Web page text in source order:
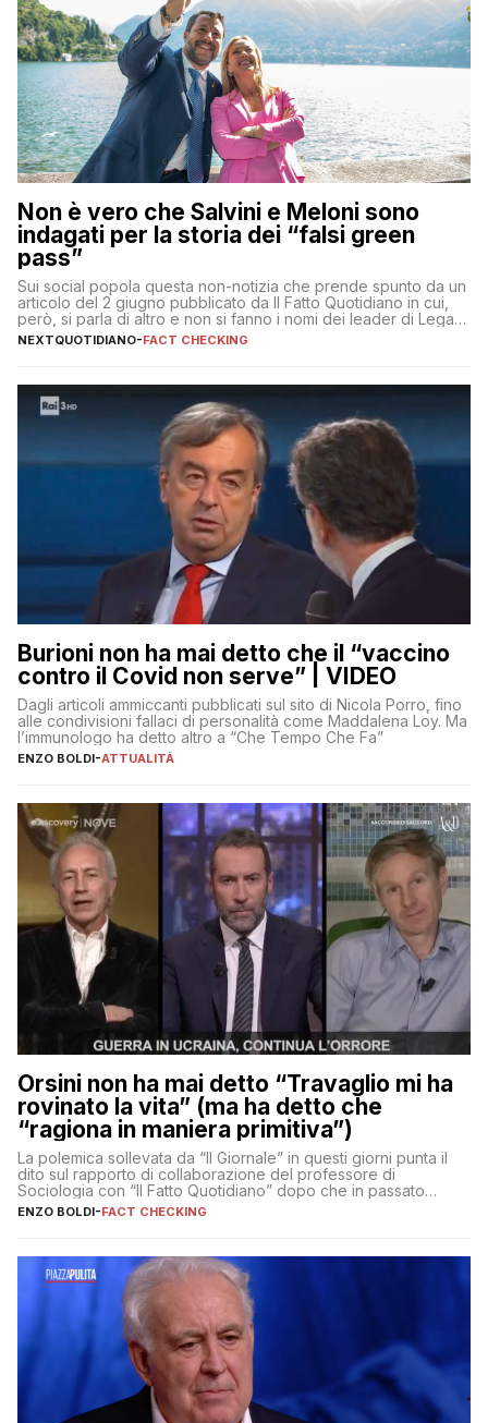
Non è vero che Salvini e Meloni sono
indagati per la storia dei “falsi green
pass”
Sui social popola questa non-notizia che prende spunto da un
articolo del 2 giugno pubblicato da Il Fatto Quotidiano in cui,
però, si parla di altro e non si fanno i nomi dei leader di Lega e
Fratelli d’Italia
NEXTQUOTIDIANO-FACT CHECKING
Burioni non ha mai detto che il “vaccino
contro il Covid non serve” | VIDEO
Dagli articoli ammiccanti pubblicati sul sito di Nicola Porro, fino
alle condivisioni fallaci di personalità come Maddalena Loy. Ma
l’immunologo ha detto altro a “Che Tempo Che Fa”
ENZO BOLDI-ATTUALITÀ
Orsini non ha mai detto “Travaglio mi ha
rovinato la vita” (ma ha detto che
“ragiona in maniera primitiva”)
La polemica sollevata da “Il Giornale” in questi giorni punta il
dito sul rapporto di collaborazione del professore di
Sociologia con “Il Fatto Quotidiano” dopo che in passato
erano volati stracci
ENZO BOLDI-FACT CHECKING